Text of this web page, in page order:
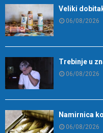
Veliki
06/08/2026
Trebinje u
06/08/2026
Namirnica
06/08/2026